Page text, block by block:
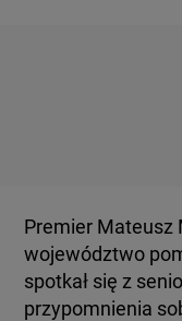
Premier Mateusz
województwo
spotkał się z
przypomnienia